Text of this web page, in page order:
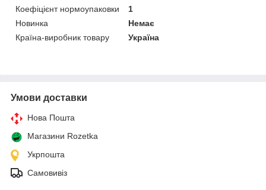
Коефіцієнт нормоупаковки
1
Новинка
Немає
Країна-виробник товару
Україна
Умови доставки
Нова Пошта
Магазини Rozetka
Укрпошта
Самовивіз